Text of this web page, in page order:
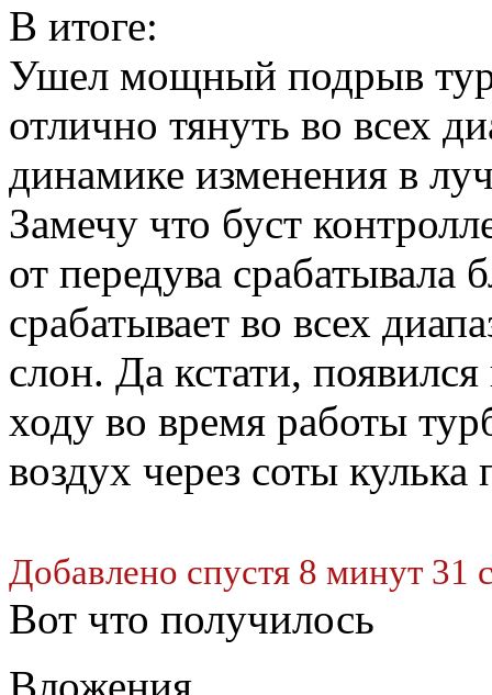
В итоге:
Ушел мощный подрыв
отлично тянуть во всех
динамике изменения в
Замечу что буст
от передува срабатывала
срабатывает во всех
слон. Да кстати,
ходу во время работы
воздух через соты кулька
Добавлено спустя 8 минут 31
Вот что получилось